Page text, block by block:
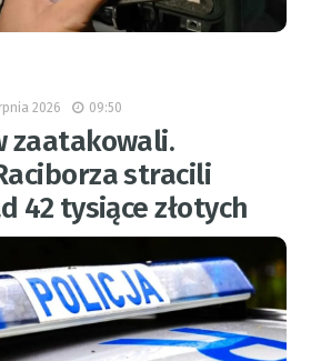
2026 09:50
zaatakowali.
stracili
42 tysiące złotych